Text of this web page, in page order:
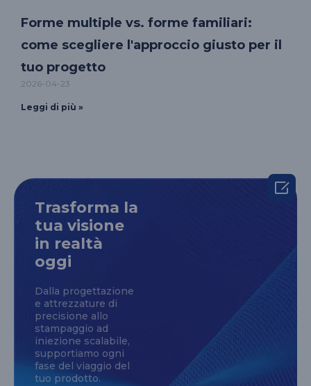
Forme multiple vs. forme familiari:
come scegliere l'approccio giusto per il
tuo progetto
2026-04-23
Leggi di più »
Trasforma la
tua visione
in realtà
oggi
Dalla progettazione
e attrezzature di
precisione allo
stampaggio ad
iniezione scalabile,
supportiamo ogni
fase del viaggio del
tuo prodotto.
